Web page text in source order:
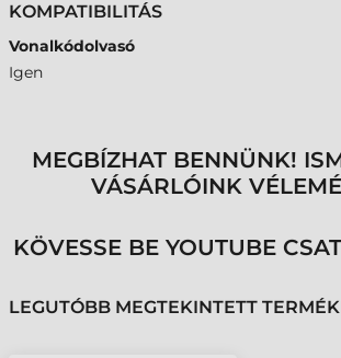
KOMPATIBILITÁS
Vonalkódolvasó
Igen
MEGBÍZHAT BENNÜNK!
VÁSÁRLÓINK
KÖVESSE BE YOUTUBE
LEGUTÓBB MEGTEKINTETT